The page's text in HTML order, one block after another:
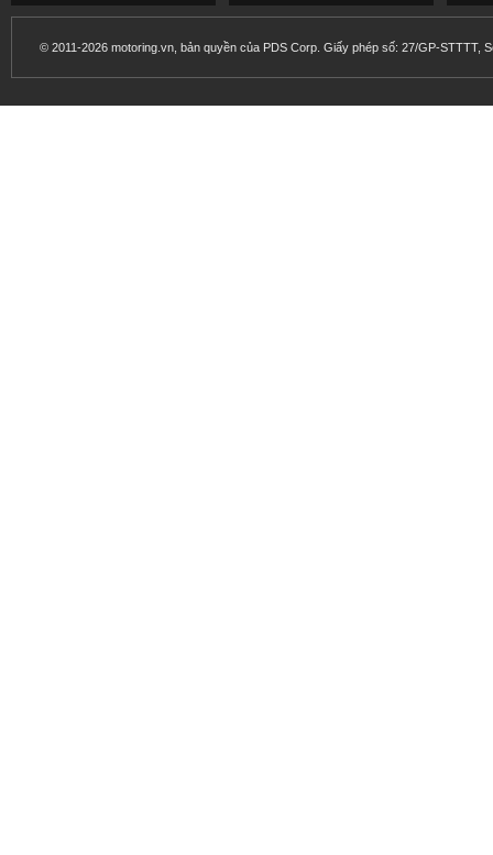
© 2011-2026 motoring.vn, bản quyền của PDS Corp. Giấy phép số: 27/GP-STTTT,